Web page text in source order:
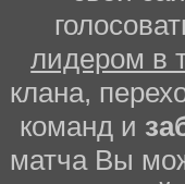
лидером в
клана,
команд и
матча Вы